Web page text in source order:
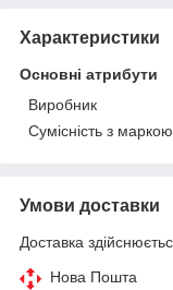
Характеристики
Основні атрибути
Виробник
Сумісність з маркою
Умови доставки
Доставка
Нова Пошта